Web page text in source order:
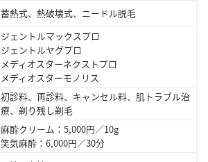
蓄熱式、熱破壊式、ニードル脱毛
ジェントルマックスプロ
ジェントルヤグプロ
メディオスターネクストプロ
メディオスターモノリス
初診料、再診料、キャンセル料、肌トラブル治
療、剃り残し剃毛
麻酔クリーム：5,000円／10g
笑気麻酔：6,000円／30分